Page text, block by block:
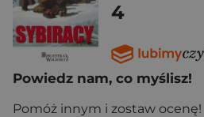
4
Powiedz nam, co myślisz!
Pomóż innym i zostaw ocenę!